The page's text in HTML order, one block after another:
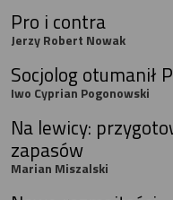
Pro i contra
Jerzy Robert Nowak
Socjolog otumanił
Iwo Cyprian Pogonowski
Na lewicy:
zapasów
Marian Miszalski